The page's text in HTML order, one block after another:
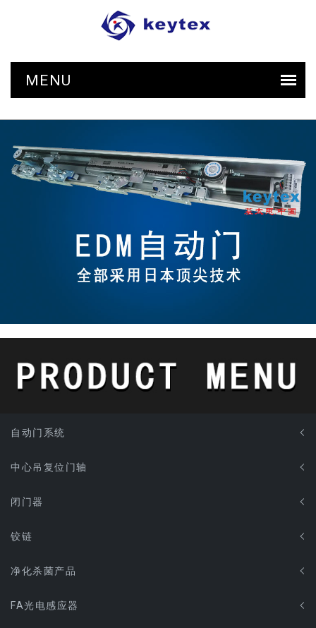
自动门系统
中心吊复位门轴
闭门器
铰链
净化杀菌产品
FA光电感应器